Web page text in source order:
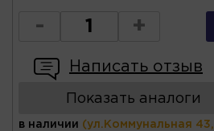
- +
Написать отзыв
Показать аналоги
в наличии (ул.Коммунальная 43,